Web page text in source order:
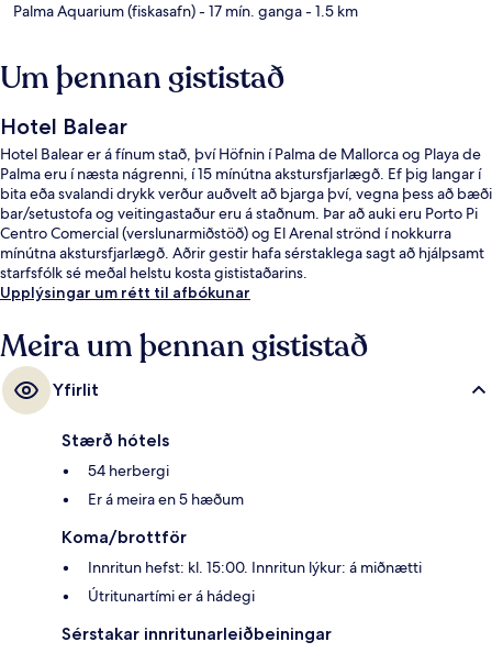
Palma Aquarium (fiskasafn)- 17 mín. ganga- 1.5 km
Um þennan gististað
Hotel Balear
Hotel Balear er á fínum stað, því Höfnin í Palma de Mallorca og Playa de
Palma eru í næsta nágrenni, í 15 mínútna akstursfjarlægð. Ef þig langar í
bita eða svalandi drykk verður auðvelt að bjarga því, vegna þess að bæði
bar/setustofa og veitingastaður eru á staðnum. Þar að auki eru Porto Pi
Centro Comercial (verslunarmiðstöð) og El Arenal strönd í nokkurra
mínútna akstursfjarlægð. Aðrir gestir hafa sérstaklega sagt að hjálpsamt
starfsfólk sé meðal helstu kosta gististaðarins.
Upplýsingar um rétt til afbókunar
Meira um þennan gististað
Yfirlit
Stærð hótels
54 herbergi
Er á meira en 5 hæðum
Koma/brottför
Innritun hefst: kl. 15:00. Innritun lýkur: á miðnætti
Útritunartími er á hádegi
Sérstakar innritunarleiðbeiningar